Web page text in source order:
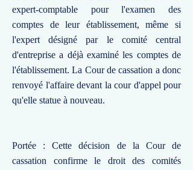
expert-comptable pour l'examen des
comptes de leur établissement, même si
l'expert désigné par le comité central
d'entreprise a déjà examiné les comptes de
l'établissement. La Cour de cassation a donc
renvoyé l'affaire devant la cour d'appel pour
qu'elle statue à nouveau.
Portée : Cette décision de la Cour de
cassation confirme le droit des comités